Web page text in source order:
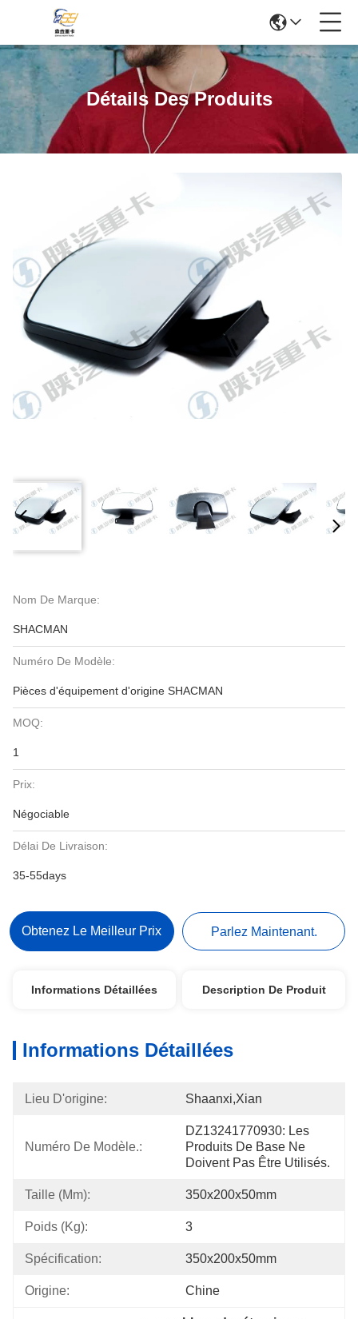
Détails Des Produits
Nom De Marque:
SHACMAN
Numéro De Modèle:
Pièces d'équipement d'origine SHACMAN
MOQ:
1
Prix:
Négociable
Délai De Livraison:
35-55days
Obtenez Le Meilleur Prix Parlez Maintenant.
Informations Détaillées Description De Produit
Informations Détaillées
Lieu D'origine: Shaanxi,Xian
Numéro De Modèle.:
DZ13241770930: Les
Produits De Base Ne
Doivent Pas Être Utilisés.
Taille (mm): 350x200x50mm
Poids (kg): 3
Spécification: 350x200x50mm
Origine: Chine